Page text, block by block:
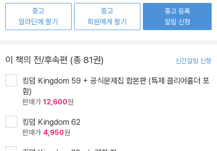
중고
알라딘에 팔기
중고
회원에게 팔기
중고 등록
알림 신청
이 책의 전/후속편 (총 81권) 신간알림 신청
킹덤 Kingdom 59 + 공식문제집 합본판 (특제 클리어홀더 포
함)
판매가 12,600원
킹덤 Kingdom 62
판매가 4,950원